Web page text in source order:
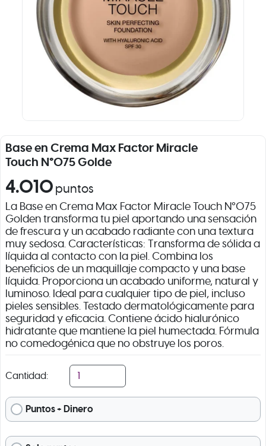
Base en Crema Max Factor Miracle
Touch N°075 Golde
4.010 puntos
La Base en Crema Max Factor Miracle Touch N°075
Golden transforma tu piel aportando una sensación
de frescura y un acabado radiante con una textura
muy sedosa. Características: Transforma de sólida a
líquida al contacto con la piel. Combina los
beneficios de un maquillaje compacto y una base
líquida. Proporciona un acabado uniforme, natural y
luminoso. Ideal para cualquier tipo de piel, incluso
pieles sensibles. Testado dermatológicamente para
seguridad y eficacia. Contiene ácido hialurónico
hidratante que mantiene la piel humectada. Fórmula
no comedogénica que no obstruye los poros.
Cantidad:
Puntos + Dinero